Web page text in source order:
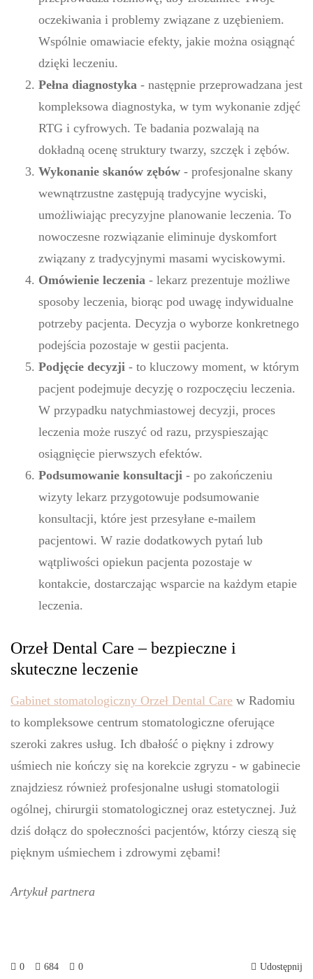
oczekiwania i problemy związane z uzębieniem.
Wspólnie omawiacie efekty, jakie można osiągnąć
dzięki leczeniu.
Pełna diagnostyka - następnie przeprowadzana jest
kompleksowa diagnostyka, w tym wykonanie zdjęć
RTG i cyfrowych. Te badania pozwalają na
dokładną ocenę struktury twarzy, szczęk i zębów.
Wykonanie skanów zębów - profesjonalne skany
wewnątrzustne zastępują tradycyjne wyciski,
umożliwiając precyzyjne planowanie leczenia. To
nowoczesne rozwiązanie eliminuje dyskomfort
związany z tradycyjnymi masami wyciskowymi.
Omówienie leczenia - lekarz prezentuje możliwe
sposoby leczenia, biorąc pod uwagę indywidualne
potrzeby pacjenta. Decyzja o wyborze konkretnego
podejścia pozostaje w gestii pacjenta.
Podjęcie decyzji - to kluczowy moment, w którym
pacjent podejmuje decyzję o rozpoczęciu leczenia.
W przypadku natychmiastowej decyzji, proces
leczenia może ruszyć od razu, przyspieszając
osiągnięcie pierwszych efektów.
Podsumowanie konsultacji - po zakończeniu
wizyty lekarz przygotowuje podsumowanie
konsultacji, które jest przesyłane e-mailem
pacjentowi. W razie dodatkowych pytań lub
wątpliwości opiekun pacjenta pozostaje w
kontakcie, dostarczając wsparcie na każdym etapie
leczenia.
Orzeł Dental Care – bezpieczne i
skuteczne leczenie
Gabinet stomatologiczny Orzeł Dental Care w Radomiu
to kompleksowe centrum stomatologiczne oferujące
szeroki zakres usług. Ich dbałość o piękny i zdrowy
uśmiech nie kończy się na korekcie zgryzu - w gabinecie
znajdziesz również profesjonalne usługi stomatologii
ogólnej, chirurgii stomatologicznej oraz estetycznej. Już
dziś dołącz do społeczności pacjentów, którzy cieszą się
pięknym uśmiechem i zdrowymi zębami!
Artykuł partnera
0 684 0 Udostępnij